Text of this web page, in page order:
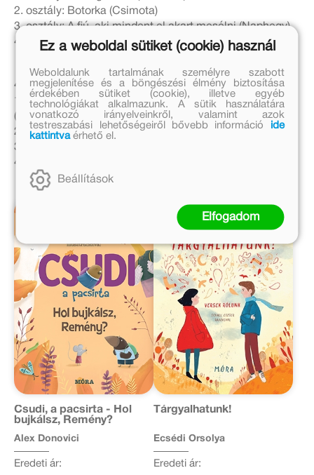
2. osztály: Botorka (Csimota)
3. osztály: A fiú, aki mindent el akart mesélni (Naphegy)
4. osztály: A tolvaj ajándéka (Lampion)
4. kör
1. osztály: A macska és az ő eddig-és-ne-továbbja
(Csimota)
2. osztály: Az óriás és a kisló (Csimota)
3. osztály:
4. osztály: A keselyűteknősök rejtélye (Pagony)
Csudi, a pacsirta - Hol
bujkálsz, Remény?
Alex Donovici
Eredeti ár:
Tárgyalhatunk!
Ecsédi Orsolya
Eredeti ár:
Ez a weboldal sütiket (cookie) használ
Weboldalunk tartalmának személyre szabott
megjelenítése és a böngészési élmény biztosítása
érdekében sütiket (cookie), illetve egyéb
technológiákat alkalmazunk. A sütik használatára
vonatkozó irányelveinkről, valamint azok
testreszabási lehetőségeiről bővebb információ
ide
kattintvaérhető el.
Beállítások
Elfogadom